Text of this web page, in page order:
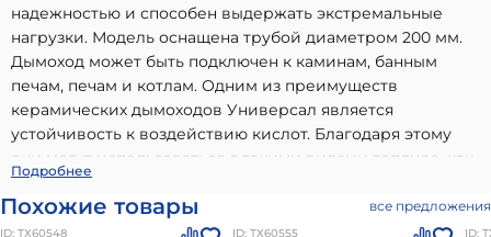
надежностью и способен выдержать экстремальные
нагрузки. Модель оснащена трубой диаметром 200 мм.
Дымоход может быть подключен к каминам, банным
печам, печам и котлам. Одним из преимуществ
керамических дымоходов Универсал является
устойчивость к воздействию кислот. Благодаря этому
они могут использоваться с такими видами топлива, как
газ, дизель, керосин, древесина и уголь.
Керамический дымоход УНИВЕРСАЛ D200 H4м (подкл
высококачественный вариант, идеально подходящий для
Подробнее
Похожие товары все предложения
ID: ТХ60548 ID: ТХ60555 ID: